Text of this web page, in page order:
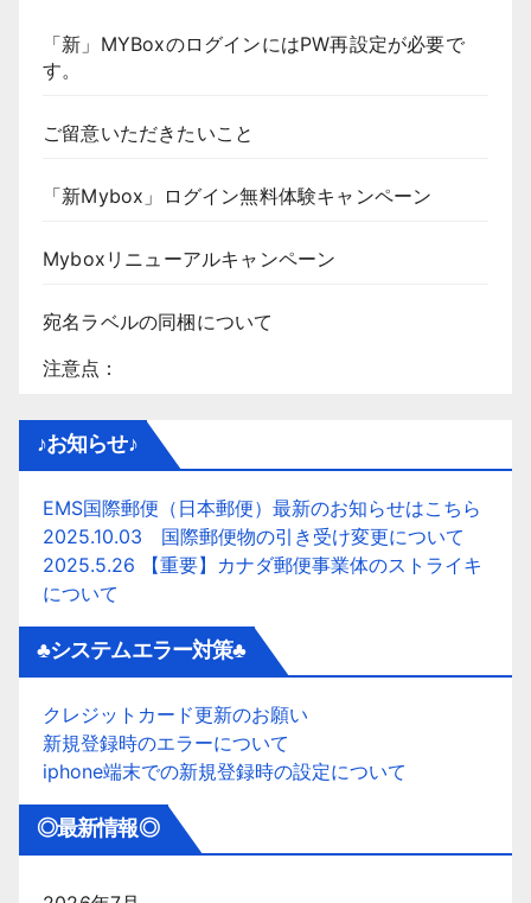
「新」MYBoxのログインにはPW再設定が必要で
す。
ご留意いただきたいこと
「新Mybox」ログイン無料体験キャンペーン
Myboxリニューアルキャンペーン
宛名ラベルの同梱について
注意点：
♪お知らせ♪
EMS国際郵便（日本郵便）最新のお知らせはこちら
2025.10.03 国際郵便物の引き受け変更について
2025.5.26 【重要】カナダ郵便事業体のストライキ
について
♣システムエラー対策♣
クレジットカード更新のお願い
新規登録時のエラーについて
iphone端末での新規登録時の設定について
◎最新情報◎